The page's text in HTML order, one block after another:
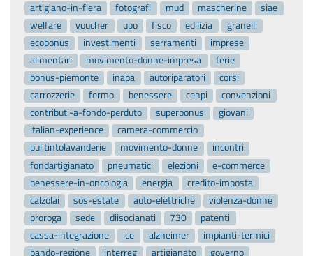
artigiano-in-fiera
fotografi mud mascherine
siae
welfare
voucher upo fisco edilizia
granelli
ecobonus
investimenti serramenti
imprese
alimentari
movimento-donne-impresa
ferie
bonus-piemonte
inapa autoriparatori
corsi
carrozzerie
fermo benessere cenpi
convenzioni
contributi-a-fondo-perduto
superbonus
giovani
italian-experience
camera-commercio
pulitintolavanderie
movimento-donne
incontri
fondartigianato
pneumatici elezioni
e-commerce
benessere-in-oncologia
energia
credito-imposta
calzolai
sos-estate auto-elettriche
violenza-donne
proroga
sede diisocianati 730
patenti
cassa-integrazione
ice alzheimer
impianti-termici
bando-regione
interreg artigianato governo